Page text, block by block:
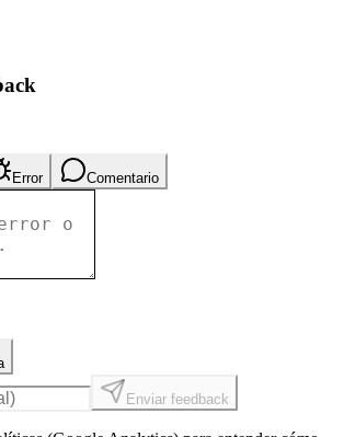
Error Comentario
Enviar feedback